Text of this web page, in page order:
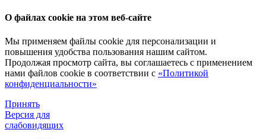
О файлах cookie на этом веб-сайте
Мы применяем файлы cookie для персонализации и
повышения удобства пользования нашим сайтом.
Продолжая просмотр сайта, вы соглашаетесь с применением
нами файлов cookie в соответствии с «Политикой
конфиденциальности»
Принять
Версия для
слабовидящих